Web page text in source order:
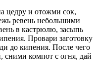
цедру и отожми сок,
ревень небольшими
в кастрюлю, засыпь
Провари заготовку
до кипения. После чего
сними компот с огня, дай